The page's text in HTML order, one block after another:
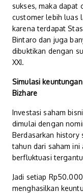
sukses, maka dapat
customer lebih luas
karena terdapat
Bintaro dan juga
dibuktikan dengan
XXI.
Simulasi
Bizhare
Investasi saham
dimulai dengan
Berdasarkan history
tahun dari saham ini
berfluktuasi
Jadi setiap
menghasilkan